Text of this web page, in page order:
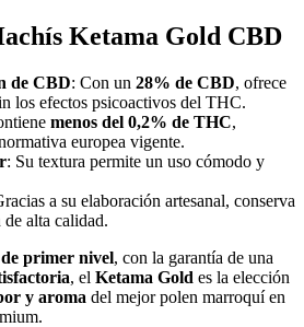
Ketama Gold CBD
de CBD: Con un 28% de CBD, ofrece
los efectos psicoactivos del THC.
menos del 0,2% de THC,
europea vigente.
: Su textura permite un uso cómodo y
a su elaboración artesanal, conserva
alta calidad.
primer nivel, con la garantía de una
, el Ketama Gold es la elección
y aroma del mejor polen marroquí en